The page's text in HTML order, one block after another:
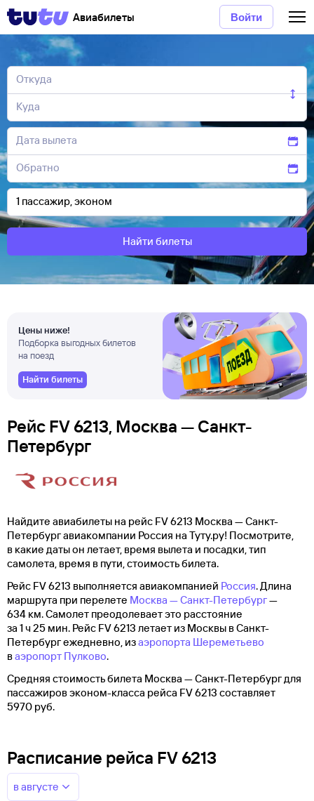
Авиабилеты Войти
Найти билеты
Цены ниже!
Подборка выгодных билетов
на поезд
Найти билеты
Рейс FV 6213, Москва — Санкт-
Петербург
Найдите авиабилеты на рейс FV 6213 Москва — Санкт-
Петербург авиакомпании Россия на Туту.ру! Посмотрите,
в какие даты он летает, время вылета и посадки, тип
самолета, время в пути, стоимость билета.
Рейс FV 6213 выполняется авиакомпанией Россия. Длина
маршрута при перелете Москва — Санкт-Петербург—
634 км. Самолет преодолевает это расстояние
за 1 ч 25 мин. Рейс FV 6213 летает из Москвы в Санкт-
Петербург ежедневно, изаэропорта Шереметьево
ваэропорт Пулково.
Средняя стоимость билета Москва — Санкт-Петербург для
пассажиров эконом-класса рейса FV 6213 составляет
5970 руб.
Расписание рейса FV 6213
в августе